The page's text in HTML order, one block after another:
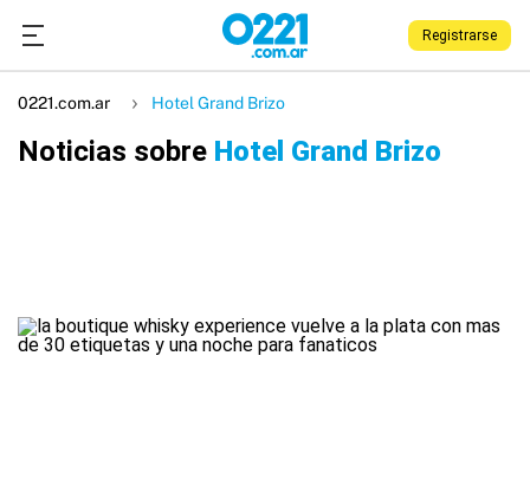
Registrarse
0221.com.ar Hotel Grand Brizo
Noticias sobre Hotel Grand Brizo